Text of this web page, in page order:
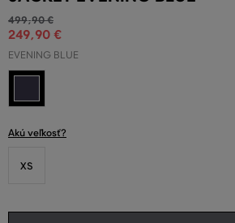
499,90 €
249,90 €
EVENING BLUE
Akú veľkosť?
XS